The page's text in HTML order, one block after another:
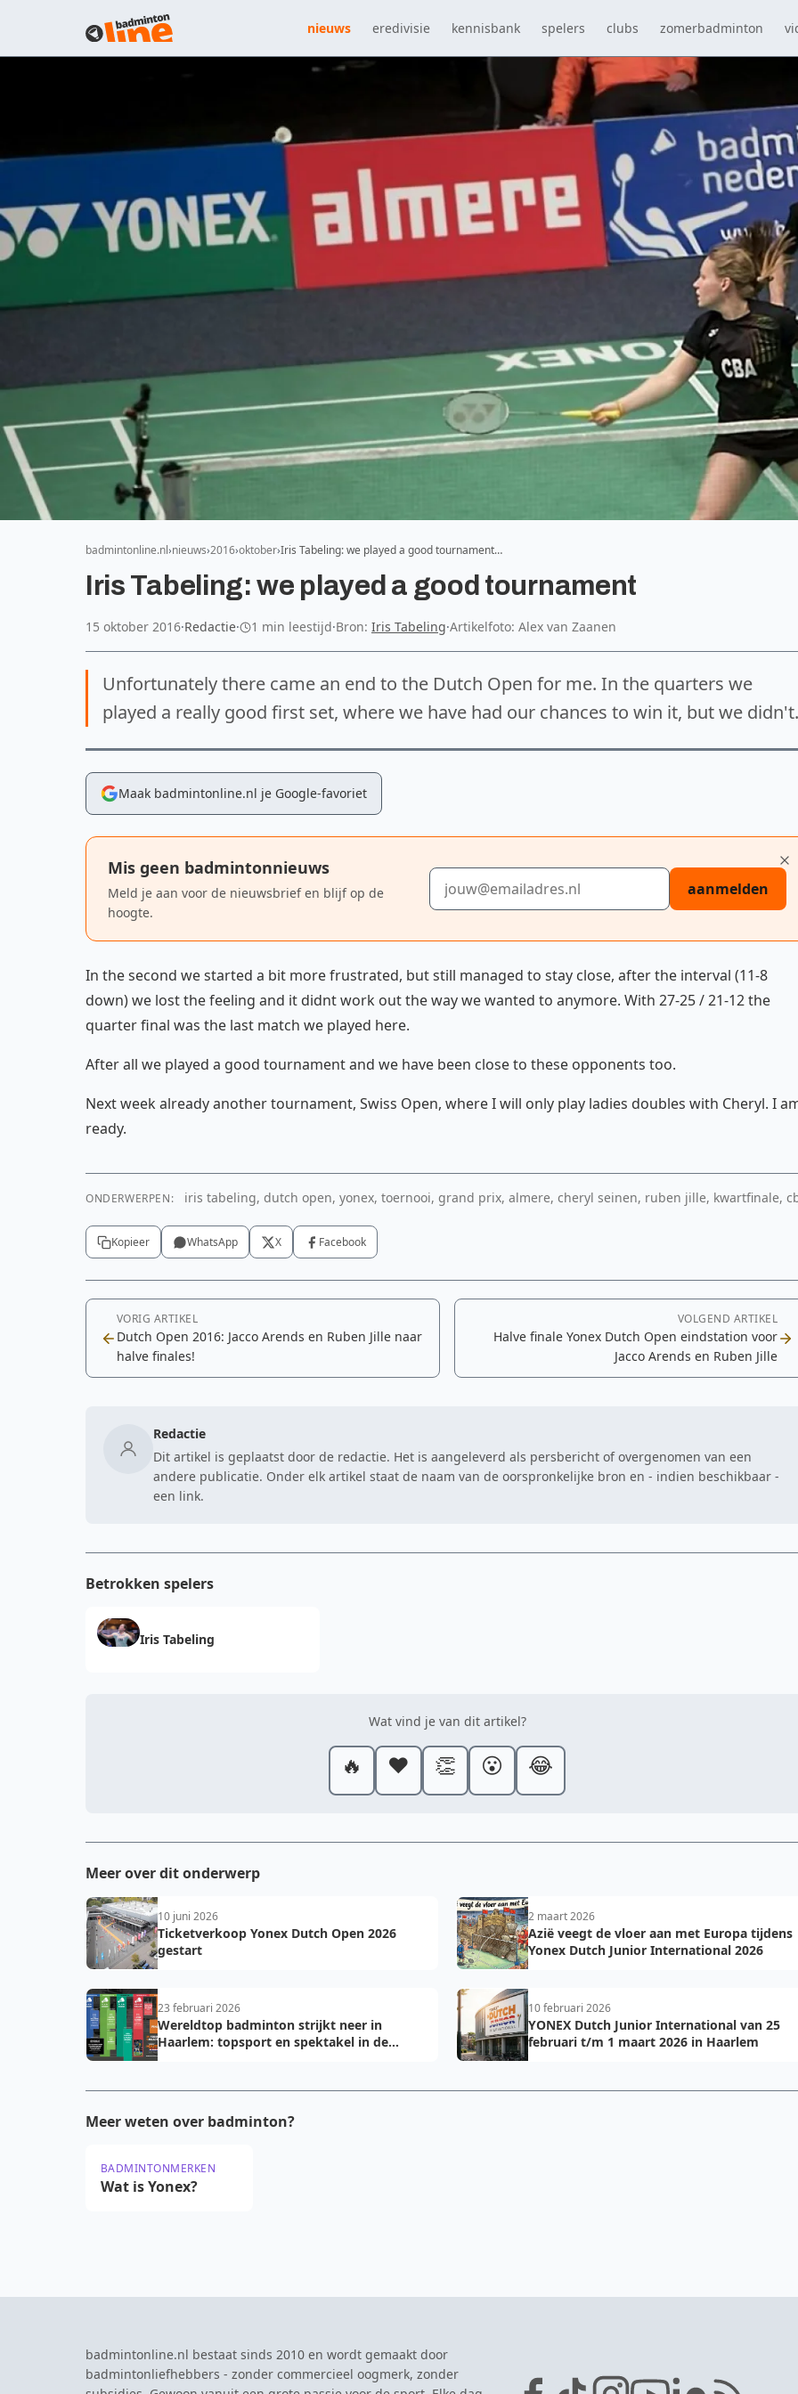
nieuws eredivisie kennisbank spelers clubs zomerbadminton
badmintonline.nl nieuws 2016 oktober Iris Tabeling: we played a good tournament…
Iris Tabeling: we played a good tournament
15 oktober 2016·Redactie· 1 min leestijd·Bron: Iris Tabeling·Artikelfoto: Alex van Zaanen
Unfortunately there came an end to the Dutch Open for me. In the quarters we
played a really good first set, where we have had our chances to win it, but we didn't.
Maak badmintonline.nl je Google-favoriet
Mis geen badmintonnieuws
Meld je aan voor de nieuwsbrief en blijf op de
hoogte.
E-mailadres
aanmelden
In the second we started a bit more frustrated, but still managed to stay close, after the interval (11-8
down) we lost the feeling and it didnt work out the way we wanted to anymore. With 27-25 / 21-12 the
quarter final was the last match we played here.
After all we played a good tournament and we have been close to these opponents too.
Next week already another tournament, Swiss Open, where I will only play ladies doubles with Cheryl. I
ready.
ONDERWERPEN: iris tabeling, dutch open, yonex, toernooi, grand prix, almere, cheryl seinen, ruben jille, kwartfinale,
Kopieer WhatsApp X Facebook
VORIG ARTIKEL
Dutch Open 2016: Jacco Arends en Ruben Jille naar
halve finales!
VOLGEND ARTIKEL
Halve finale Yonex Dutch Open eindstation voor
Jacco Arends en Ruben Jille
Redactie
Dit artikel is geplaatst door de redactie. Het is aangeleverd als persbericht of overgenomen van een
andere publicatie. Onder elk artikel staat de naam van de oorspronkelijke bron en - indien beschikbaar -
een link.
Betrokken spelers
Iris Tabeling
Wat vind je van dit artikel?
🔥 ❤️ 👏 😮 😂
Meer over dit onderwerp
10 juni 2026
Ticketverkoop Yonex Dutch Open 2026
gestart
2 maart 2026
Azië veegt de vloer aan met Europa tijdens
Yonex Dutch Junior International 2026
23 februari 2026
Wereldtop badminton strijkt neer in
Haarlem: topsport en spektakel in de
10 februari 2026
YONEX Dutch Junior International van 25
februari t/m 1 maart 2026 in Haarlem
Meer weten over badminton?
BADMINTONMERKEN
Wat is Yonex?
badmintonline.nl bestaat sinds 2010 en wordt gemaakt door
badmintonliefhebbers - zonder commercieel oogmerk, zonder